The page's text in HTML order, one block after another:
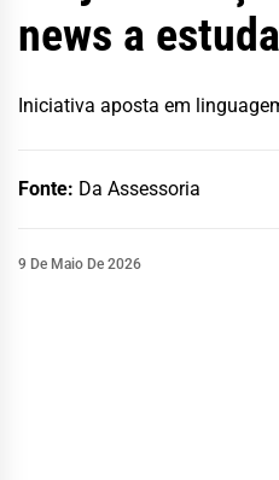
news a
Iniciativa aposta em
Fonte: Da Assessoria
9 De Maio De 2026